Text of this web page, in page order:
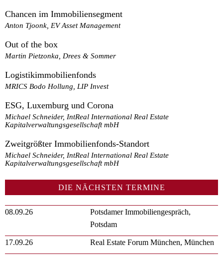
Chancen im Immobiliensegment
Anton Tjoonk, EV Asset Management
Out of the box
Martin Pietzonka, Drees & Sommer
Logistikimmobilienfonds
MRICS Bodo Hollung, LIP Invest
ESG, Luxemburg und Corona
Michael Schneider, IntReal International Real Estate
Kapitalverwaltungsgesellschaft mbH
Zweitgrößter Immobilienfonds-Standort
Michael Schneider, IntReal International Real Estate
Kapitalverwaltungsgesellschaft mbH
DIE NÄCHSTEN TERMINE
08.09.26
Potsdamer Immobiliengespräch,
Potsdam
17.09.26 Real Estate Forum München, München